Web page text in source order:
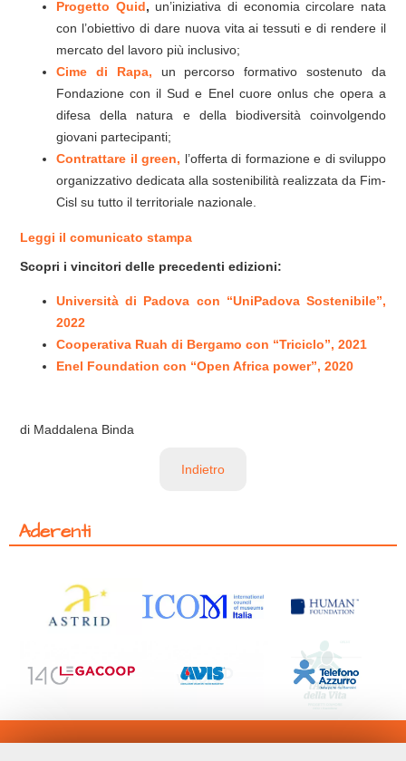
Progetto Quid, un’iniziativa di economia circolare nata
con l’obiettivo di dare nuova vita ai tessuti e di rendere il
mercato del lavoro più inclusivo;
Cime di Rapa, un percorso formativo sostenuto da
Fondazione con il Sud e Enel cuore onlus che opera a
difesa della natura e della biodiversità coinvolgendo
giovani partecipanti;
Contrattare il green, l’offerta di formazione e di sviluppo
organizzativo dedicata alla sostenibilità realizzata da Fim-
Cisl su tutto il territoriale nazionale.
Leggi il comunicato stampa
Scopri i vincitori delle precedenti edizioni:
Università di Padova con “UniPadova Sostenibile”,
2022
Cooperativa Ruah di Bergamo con “Triciclo”, 2021
Enel Foundation con “Open Africa power”, 2020
di Maddalena Binda
Indietro
Aderenti